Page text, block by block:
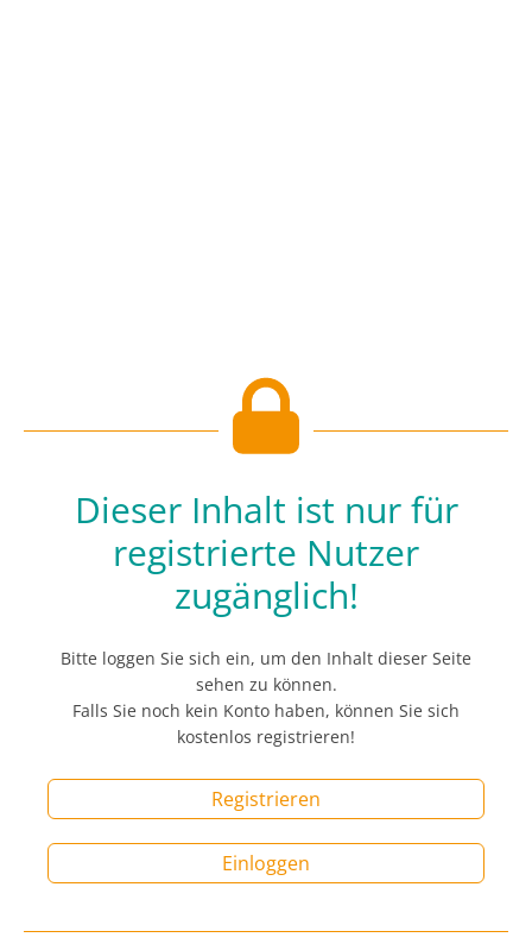
Dieser Inhalt ist nur für
registrierte Nutzer
zugänglich!
Bitte loggen Sie sich ein, um den Inhalt dieser Seite
sehen zu können.
Falls Sie noch kein Konto haben, können Sie sich
kostenlos registrieren!
Registrieren
Einloggen